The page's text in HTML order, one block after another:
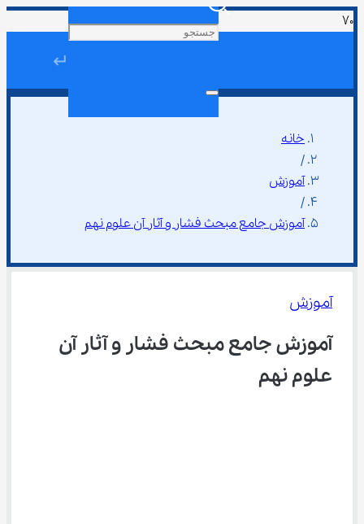
↵
خانه
/
آموزش
/
آموزش جامع مبحث فشار و آثار آن علوم نهم
آموزش
آموزش جامع مبحث فشار و آثار آن
علوم نهم